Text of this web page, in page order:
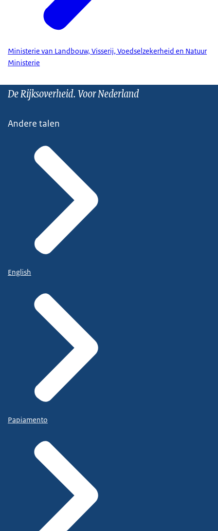
Ministerie van Landbouw, Visserij, Voedselzekerheid en Natuur
Ministerie
De Rijksoverheid. Voor Nederland
Andere talen
English
Papiamento